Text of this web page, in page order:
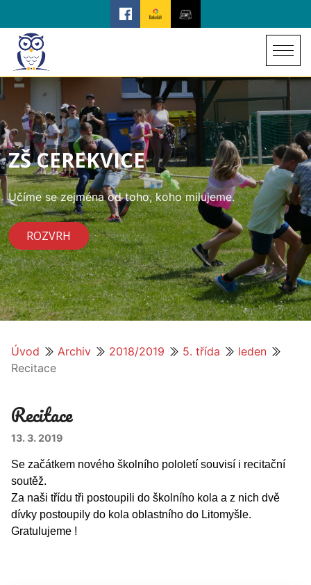
ZŠ CEREKVICE
Učíme se zejména od toho, koho milujeme.
ROZVRH
Úvod Archiv 2018/2019 5. třída
leden
Recitace
Recitace
13. 3. 2019
Se začátkem nového školního pololetí souvisí i recitační
soutěž.
Za naši třídu tři postoupili do školního kola a z nich dvě
dívky postoupily do kola oblastního do Litomyšle.
Gratulujeme !